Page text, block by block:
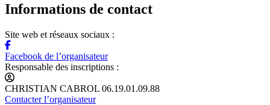
Informations de contact
Site web et réseaux sociaux :
Facebook de l’organisateur
Responsable des inscriptions :
CHRISTIAN CABROL 06.19.01.09.88
Contacter l’organisateur